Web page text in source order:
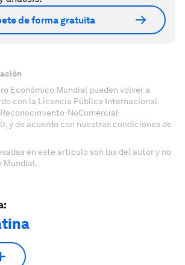
de forma gratuita
Económico Mundial pueden volver a
con la Licencia Pública Internacional
NoComercial-
y de acuerdo con nuestras condiciones de
en este artículo son las del autor y no
Mundial.